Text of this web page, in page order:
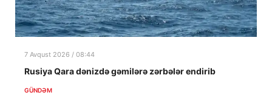
7 Avqust 2026 / 08:44
Rusiya Qara dənizdə gəmilərə zərbələr endirib
GÜNDƏM